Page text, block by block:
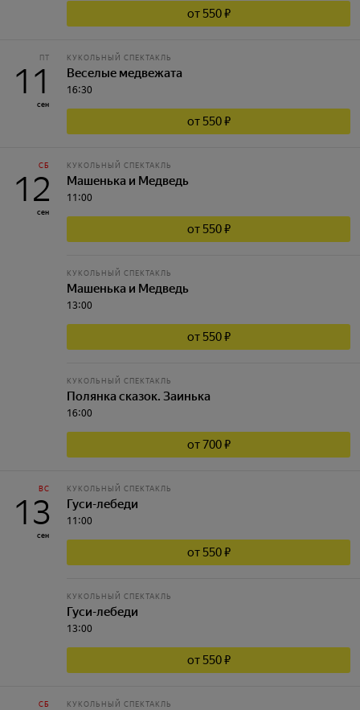
от 550 ₽
ПТ
11
сен
КУКОЛЬНЫЙ СПЕКТАКЛЬ
Веселые медвежата
16:30
от 550 ₽
СБ
12
сен
КУКОЛЬНЫЙ СПЕКТАКЛЬ
Машенька и Медведь
11:00
от 550 ₽
КУКОЛЬНЫЙ СПЕКТАКЛЬ
Машенька и Медведь
13:00
от 550 ₽
КУКОЛЬНЫЙ СПЕКТАКЛЬ
Полянка сказок. Заинька
16:00
от 700 ₽
ВС
13
сен
КУКОЛЬНЫЙ СПЕКТАКЛЬ
Гуси-лебеди
11:00
от 550 ₽
КУКОЛЬНЫЙ СПЕКТАКЛЬ
Гуси-лебеди
13:00
от 550 ₽
СБ КУКОЛЬНЫЙ СПЕКТАКЛЬ